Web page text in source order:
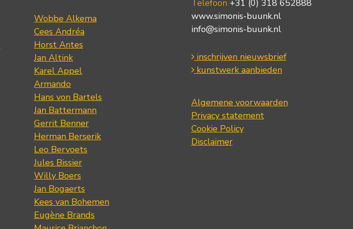
Wobbe Alkema
Cees Andréa
Horst Antes
Jan Altink
Karel Appel
Armando
Hans von Bartels
Jan Battermann
Gerrit Benner
Herman Berserik
Leo Bervoets
Jules Bissier
Willy Boers
Jan Bogaerts
Kees van Bohemen
Eugène Brands
Telefoon +31 (0) 318 652888
www.simonis-buunk.nl
info@simonis-buunk.nl
inschrijven nieuwsbrief
kunstwerk aanbieden
Algemene voorwaarden
Privacy statement
Cookie Policy
Disclaimer